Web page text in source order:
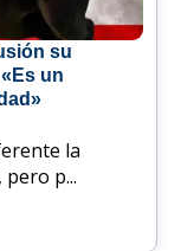
su
un
la
p...